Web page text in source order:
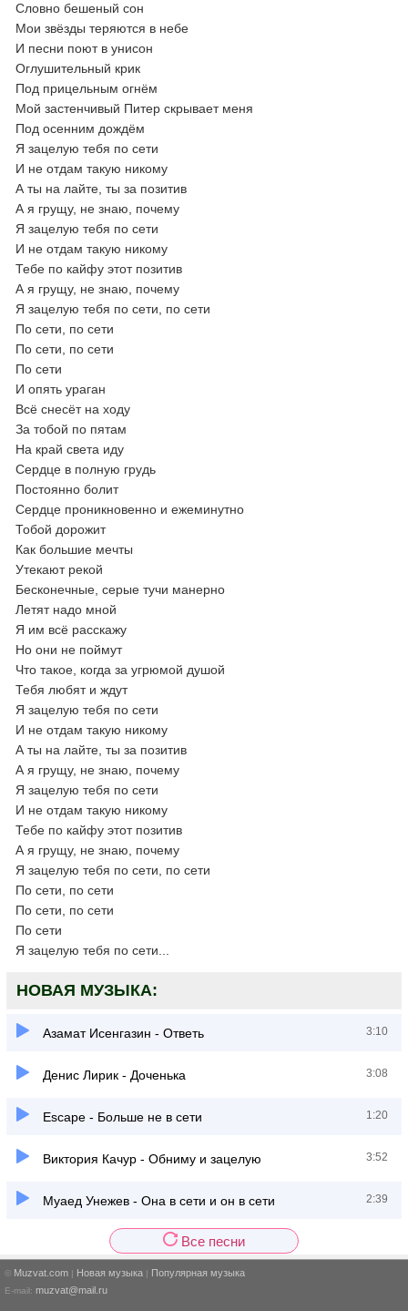
Словно бешеный сон
Мои звёзды теряются в небе
И песни поют в унисон
Оглушительный крик
Под прицельным огнём
Мой застенчивый Питер скрывает меня
Под осенним дождём
Я зацелую тебя по сети
И не отдам такую никому
А ты на лайте, ты за позитив
А я грущу, не знаю, почему
Я зацелую тебя по сети
И не отдам такую никому
Тебе по кайфу этот позитив
А я грущу, не знаю, почему
Я зацелую тебя по сети, по сети
По сети, по сети
По сети, по сети
По сети
И опять ураган
Всё снесёт на ходу
За тобой по пятам
На край света иду
Сердце в полную грудь
Постоянно болит
Сердце проникновенно и ежеминутно
Тобой дорожит
Как большие мечты
Утекают рекой
Бесконечные, серые тучи манерно
Летят надо мной
Я им всё расскажу
Но они не поймут
Что такое, когда за угрюмой душой
Тебя любят и ждут
Я зацелую тебя по сети
И не отдам такую никому
А ты на лайте, ты за позитив
А я грущу, не знаю, почему
Я зацелую тебя по сети
И не отдам такую никому
Тебе по кайфу этот позитив
А я грущу, не знаю, почему
Я зацелую тебя по сети, по сети
По сети, по сети
По сети, по сети
По сети
Я зацелую тебя по сети...
НОВАЯ МУЗЫКА:
Азамат Исенгазин - Ответь 3:10
Денис Лирик - Доченька 3:08
Escape - Больше не в сети 1:20
Виктория Качур - Обниму и зацелую 3:52
Муаед Унежев - Она в сети и он в сети 2:39
Все песни
© Muzvat.com | Новая музыка | Популярная музыка
E-mail: muzvat@mail.ru